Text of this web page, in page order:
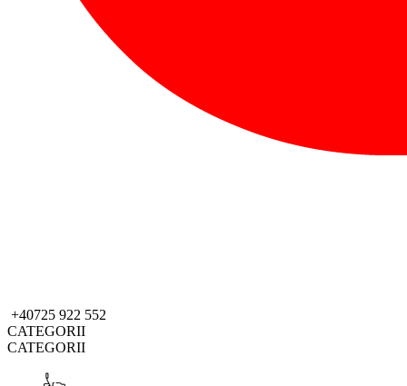
+40725 922 552
CATEGORII
CATEGORII